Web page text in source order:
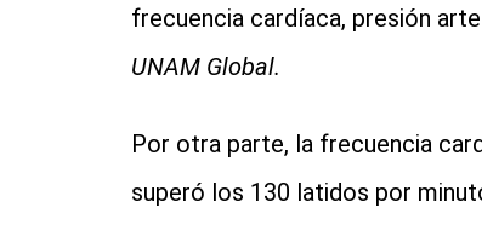
frecuencia cardíaca, presión
UNAM Global.
Por otra parte, la frecuencia
superó los 130 latidos por